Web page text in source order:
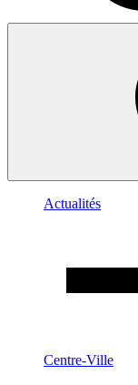
Actualités
Centre-Ville